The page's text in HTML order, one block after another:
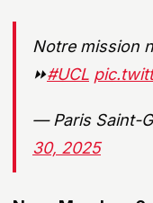
Notre mission
⏩#UCL
— Paris Saint-
30, 2025